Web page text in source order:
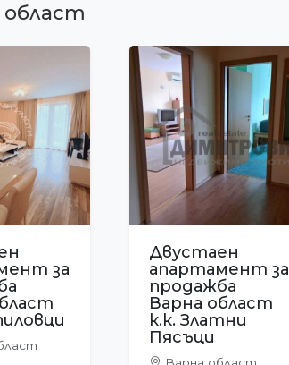
за
Двустаен
апартамент за
продажба
Варна област
к.к.
Св.Константи
н и Елена